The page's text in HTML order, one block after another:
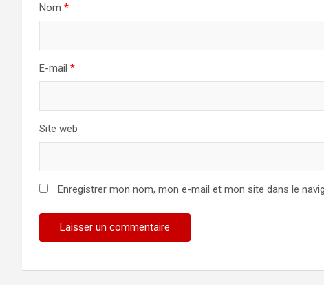
Nom *
E-mail *
Site web
Enregistrer mon nom, mon e-mail et mon site dans le